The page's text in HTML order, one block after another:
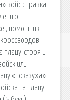
войск правка
, помощник
плацу. строя и
или
«показуха»
на плацу